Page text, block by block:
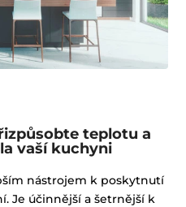
teplotu a
vaší kuchyni
nástrojem k poskytnutí
Je účinnější a šetrnější k